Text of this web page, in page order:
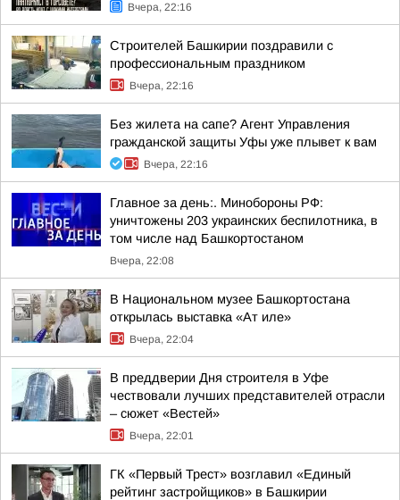
Вчера, 22:16
Строителей Башкирии поздравили с
профессиональным праздником
Вчера, 22:16
Без жилета на сапе? Агент Управления
гражданской защиты Уфы уже плывет к вам
Вчера, 22:16
Главное за день:. Минобороны РФ:
уничтожены 203 украинских беспилотника, в
том числе над Башкортостаном
Вчера, 22:08
В Национальном музее Башкортостана
открылась выставка «Ат иле»
Вчера, 22:04
В преддверии Дня строителя в Уфе
чествовали лучших представителей отрасли
– сюжет «Вестей»
Вчера, 22:01
ГК «Первый Трест» возглавил «Единый
рейтинг застройщиков» в Башкирии